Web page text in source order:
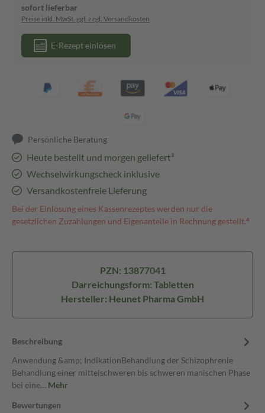
sofort lieferbar
Preise inkl. MwSt. ggf. zzgl. Versandkosten
E-Rezept einlösen
Persönliche Beratung
Heute bestellt und morgen geliefert³
Wechselwirkungscheck inklusive
Versandkostenfreie Lieferung
Bei der Einlösung eines Kassenrezeptes werden nur die
gesetzlichen Zuzahlungen und Eigenanteile in Rechnung gestellt.⁴
PZN: 13877041
Darreichungsform: Tabletten
Hersteller: Heunet Pharma GmbH
Beschreibung
Anwendung &amp; IndikationBehandlung der Schizophrenie
Behandlung einer mittelschweren bis schweren manischen Phase
bei eine… Mehr
Bewertungen